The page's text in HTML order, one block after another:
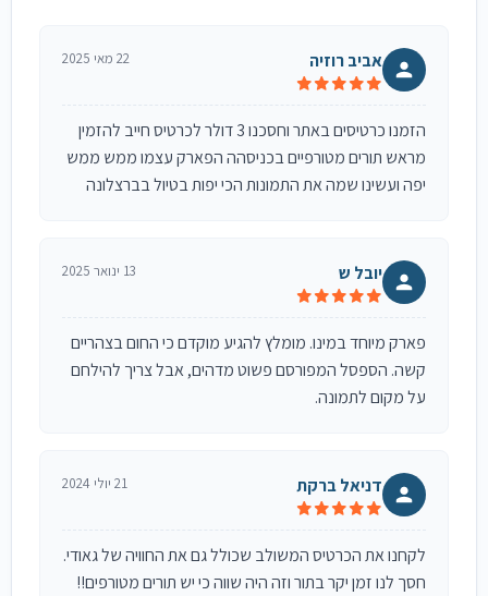
אביב רוזיה 22 מאי 2025
הזמנו כרטיסים באתר וחסכנו 3 דולר לכרטיס חייב להזמין
מראש תורים מטורפיים בכניסהה הפארק עצמו ממש ממש
יפה ועשינו שמה את התמונות הכי יפות בטיול בברצלונה
יובל ש 13 ינואר 2025
פארק מיוחד במינו. מומלץ להגיע מוקדם כי החום בצהריים
קשה. הספסל המפורסם פשוט מדהים, אבל צריך להילחם
על מקום לתמונה.
דניאל ברקת 21 יולי 2024
לקחנו את הכרטיס המשולב שכולל גם את החוויה של גאודי.
חסך לנו זמן יקר בתור וזה היה שווה כי יש תורים מטורפים!!